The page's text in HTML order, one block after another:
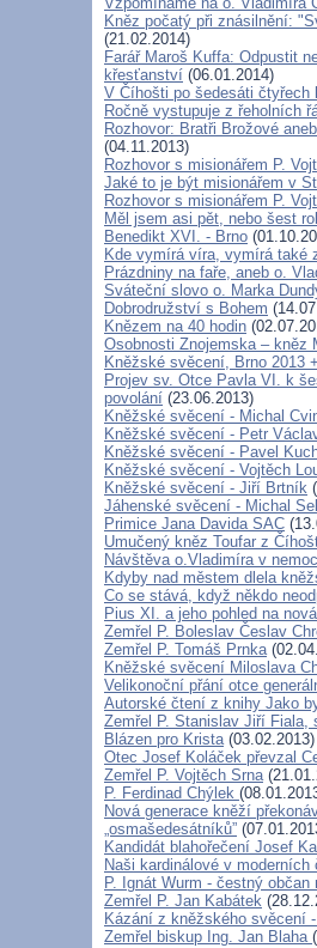
Kněz počatý při znásilnění:
(21.02.2014)
Farář Maroš Kuffa: Odpustit
křesťanství (06.01.2014)
V Číhošti po šedesáti čtyřech
Ročně vystupuje z řeholních
Rozhovor: Bratři Brožové
(04.11.2013)
Rozhovor s misionářem P.
Jaké to je být misionářem v
Rozhovor s misionářem P.
Měl jsem asi pět, nebo šest
Benedikt XVI. - Brno
Kde vymírá víra, vymírá také
Prázdniny na faře, aneb o.
Sváteční slovo o. Marka
Dobrodružství s Bohem
Knězem na 40 hodin
Osobnosti Znojemska – kněz
Kněžské svěcení, Brno 2013
Projev sv. Otce Pavla VI. k
povolání (23.06.2013)
Kněžské svěcení - Michal
Kněžské svěcení - Petr
Kněžské svěcení - Pavel
Kněžské svěcení - Vojtěch
Kněžské svěcení - Jiří Brtník
Jáhenské svěcení - Michal
Primice Jana Davida SAC
Umučený kněz Toufar z
Návštěva o.Vladimíra v
Kdyby nad městem dlela
Co se stává, když někdo
Pius XI. a jeho pohled na
Zemřel P. Boleslav Česlav
Zemřel P. Tomáš Prnka
Kněžské svěcení Miloslava
Velikonoční přání otce
Autorské čtení z knihy Jako
Zemřel P. Stanislav Jiří Fiala,
Blázen pro Krista(03.02.2013)
Otec Josef Koláček převzal
Zemřel P. Vojtěch Srna
P. Ferdinad Chýlek
Nová generace kněží
„osmašedesátníků”
Kandidát blahořečení Josef
Naši kardinálové v
P. Ignát Wurm - čestný
Zemřel P. Jan Kabátek
Kázání z kněžského svěcení
Zemřel biskup Ing. Jan Blaha